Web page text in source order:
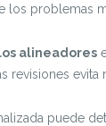
los problemas
alineadores
revisiones
puede